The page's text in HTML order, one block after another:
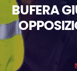
BUFERA